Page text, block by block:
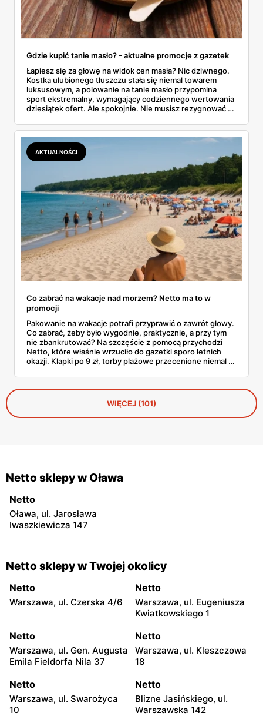
Gdzie kupić tanie masło? - aktualne promocje z gazetek
Łapiesz się za głowę na widok cen masła? Nic dziwnego.
Kostka ulubionego tłuszczu stała się niemal towarem
luksusowym, a polowanie na tanie masło przypomina
sport ekstremalny, wymagający codziennego wertowania
dziesiątek ofert. Ale spokojnie. Nie musisz rezygnować z
największych sklepów, od Biedronki po Lidla, i
podpowiemy, jak skutecznie tropić okazje w gazetkach
promocyjnych. Koniec z przepłacaniem.
AKTUALNOŚCI
Co zabrać na wakacje nad morzem? Netto ma to w
promocji
Pakowanie na wakacje potrafi przyprawić o zawrót głowy.
Co zabrać, żeby było wygodnie, praktycznie, a przy tym
nie zbankrutować? Na szczęście z pomocą przychodzi
Netto, które właśnie wrzuciło do gazetki sporo letnich
okazji. Klapki po 9 zł, torby plażowe przecenione niemal o
wszystko, co warto mieć w walizce, czeka w
promocyjnych cenach. I to jeszcze przed sezonem
urlopowym! Sprawdziliśmy, co konkretnie opłaca się teraz
wrzucić do koszyka i zabrać ze sobą na piasek, fale i…
gofry z budki.
WIĘCEJ (101)
Netto sklepy w Oława
Netto
Oława, ul. Jarosława
Iwaszkiewicza 147
Netto sklepy w Twojej okolicy
Netto
Warszawa, ul. Czerska 4/6
Netto
Warszawa, ul. Eugeniusza
Kwiatkowskiego 1
Netto
Warszawa, ul. Gen. Augusta
Emila Fieldorfa Nila 37
Netto
Warszawa, ul. Kleszczowa
18
Netto
Warszawa, ul. Swarożyca
10
Netto
Blizne Jasińskiego, ul.
Warszawska 142